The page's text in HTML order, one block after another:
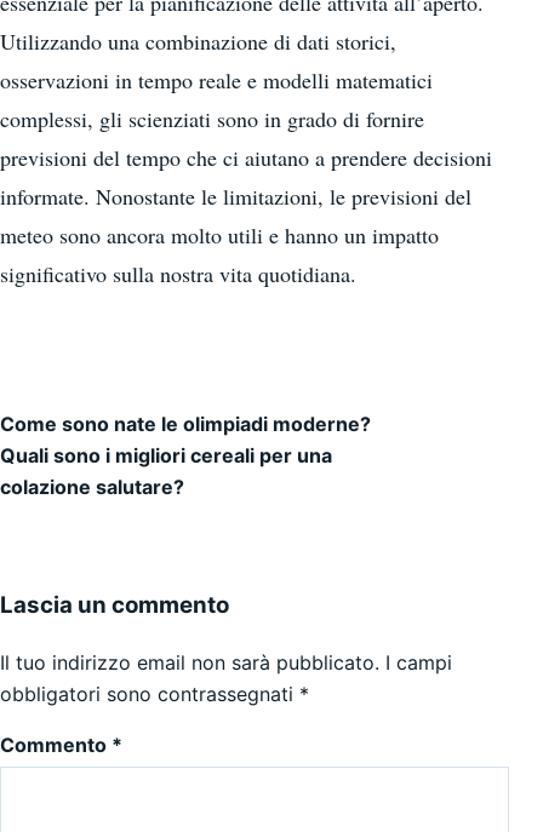
Utilizzando una combinazione di dati storici,
osservazioni in tempo reale e modelli matematici
complessi, gli scienziati sono in grado di fornire
previsioni del tempo che ci aiutano a prendere decisioni
informate. Nonostante le limitazioni, le previsioni del
meteo sono ancora molto utili e hanno un impatto
significativo sulla nostra vita quotidiana.
Navigazione articoli
Come sono nate le olimpiadi moderne?
Quali sono i migliori cereali per una
colazione salutare?
Lascia un commento
Il tuo indirizzo email non sarà pubblicato. I campi
obbligatori sono contrassegnati *
Commento *